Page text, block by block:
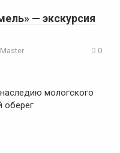
— экскурсия
0
мологского
оберег